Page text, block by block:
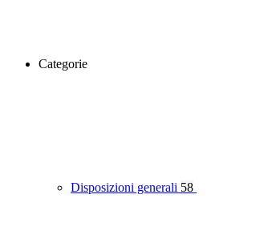
Categorie
Disposizioni generali 58